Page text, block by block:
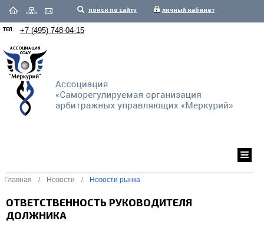
поиск по сайту личный кабинет
ТЕЛ. +7 (495) 748-04-15
Главная / Новости / Новости рынка
ОТВЕТСТВЕННОСТЬ РУКОВОДИТЕЛЯ
ДОЛЖНИКА